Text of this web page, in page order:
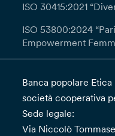
ISO 30415:2021
ISO 53800:2024
Empowerment
Banca popolare Etica
società cooperativa
Sede legale:
Via Niccolò